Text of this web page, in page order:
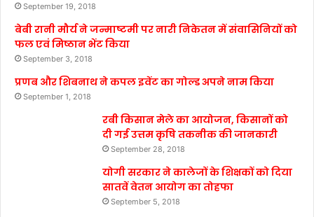
September 19, 2018
बेबी रानी मौर्य ने जन्माष्टमी पर नारी निकेतन में संवासिनियों को
फल एवं मिष्ठान भेंट किया
September 3, 2018
प्रणब और शिबनाथ ने कपल इवेंट का गोल्ड अपने नाम किया
September 1, 2018
रबी किसान मेले का आयोजन, किसानों को
दी गई उत्तम कृषि तकनीक की जानकारी
September 28, 2018
योगी सरकार ने कालेजों के शिक्षकों को दिया
सातवें वेतन आयोग का तोहफा
September 5, 2018